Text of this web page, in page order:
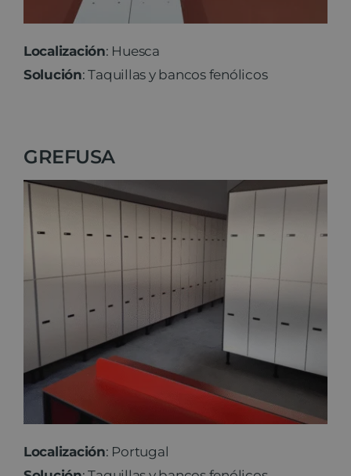
Localización: Huesca
Solución: Taquillas y bancos fenólicos
GREFUSA
Localización: Portugal